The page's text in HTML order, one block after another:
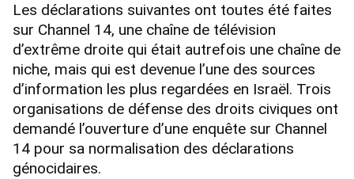
Les déclarations suivantes ont toutes été faites
sur Channel 14, une chaîne de télévision
d’extrême droite qui était autrefois une chaîne de
niche, mais qui est devenue l’une des sources
d’information les plus regardées en Israël. Trois
organisations de défense des droits civiques ont
demandé l’ouverture d’une enquête sur Channel
14 pour sa normalisation des déclarations
génocidaires.